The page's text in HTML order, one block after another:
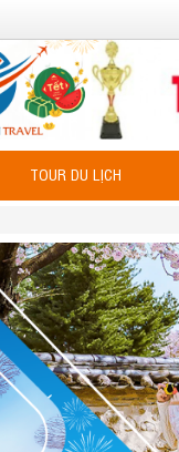
TOUR DU LỊCH